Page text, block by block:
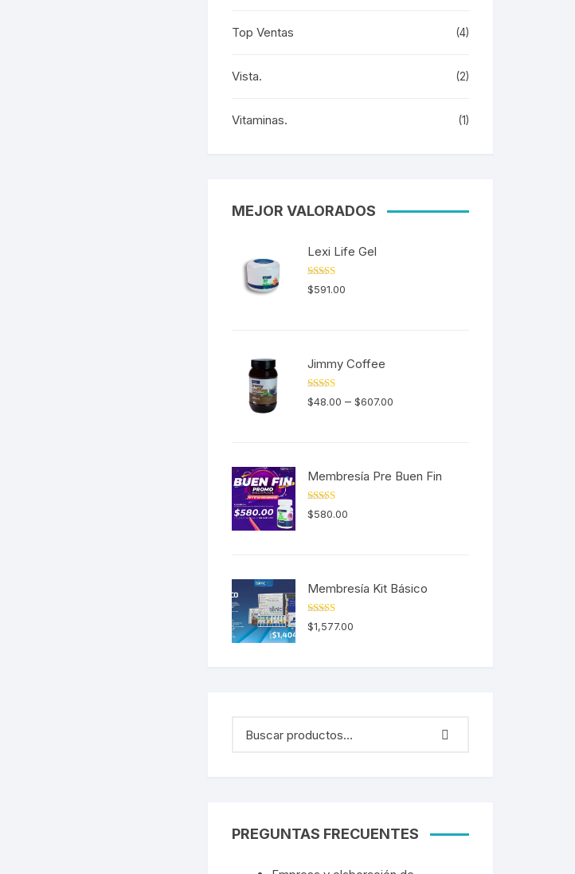
Top Ventas (4)
Vista. (2)
Vitaminas. (1)
MEJOR VALORADOS
Lexi Life Gel
Valorado en
5.00 de 5
$591.00
Jimmy Coffee
Valorado en
5.00de 5
$48.00 – $607.00
Membresía Pre Buen Fin
Valorado en
5.00de 5
$580.00
Membresía Kit Básico
Valorado en
5.00 de 5
$1,577.00
PREGUNTAS FRECUENTES